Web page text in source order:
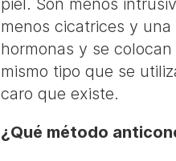
piel. Son menos
menos cicatrices y
hormonas y se
mismo tipo que se
caro que existe.
¿Qué método